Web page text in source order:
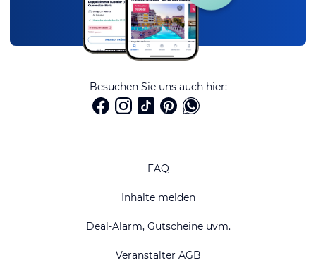
Besuchen Sie uns auch hier:
FAQ
Inhalte melden
Deal-Alarm, Gutscheine uvm.
Veranstalter AGB